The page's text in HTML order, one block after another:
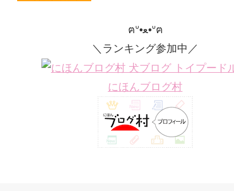
ฅᐡ•ﻌ•ᐡฅ
＼ランキング参加中／
にほんブログ村